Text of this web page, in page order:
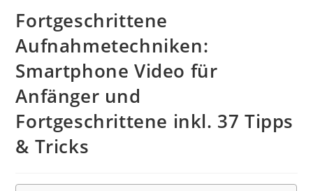
Fortgeschrittene
Aufnahmetechniken:
Smartphone Video für
Anfänger und
Fortgeschrittene inkl. 37 Tipps
& Tricks